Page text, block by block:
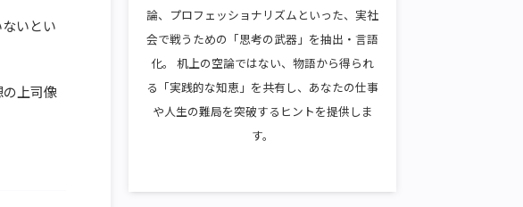
いとい
の上司像
論、プロフェッショナリズムといった、実社
会で戦うための「思考の武器」を抽出・言語
化。 机上の空論ではない、物語から得られ
る「実践的な知恵」を共有し、あなたの仕事
や人生の難局を突破するヒントを提供しま
す。